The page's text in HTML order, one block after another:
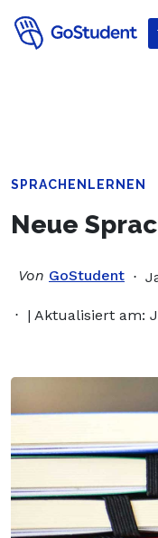
Verbessere dein
SPRACHENLERNEN
Neue
Von GoStudent
| Aktualisiert am: